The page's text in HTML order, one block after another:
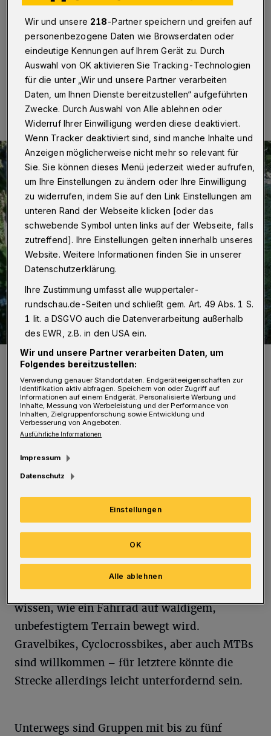
laden anlässlich der Radmesse zum „Gravelride“ durchs
Bergische Land ein.
28.03.2019 , 13:00 Uhr Eine Minute Lesezeit
Gemeinsam 60 Kilometer durchs Bergische radeln.
Foto: Jan Gathmann
geländegängige Fahrräder, die ohne Probleme
durch unwegsames Gelände rollen können. Ob
Velo wird in einer Schleife über 60 Kilometer
über befestigte Wege und unbefestigte
Waldpfade gefahren.
Geeignet ist die Tour für alle Radler, die
wissen, wie ein Fahrrad auf waldigem,
unbefestigtem Terrain bewegt wird.
Gravelbikes, Cyclocrossbikes, aber auch MTBs
sind willkommen – für letztere könnte die
Strecke allerdings leicht unterfordernd sein.
Unterwegs sind Gruppen mit bis zu fünf
Wir und unsere 218-Partner speichern und greifen auf
personenbezogene Daten wie Browserdaten oder
eindeutige Kennungen auf Ihrem Gerät zu. Durch
Auswahl von OK aktivieren Sie Tracking-Technologien
für die unter „Wir und unsere Partner verarbeiten
Daten, um Ihnen Dienste bereitzustellen“ aufgeführten
Zwecke. Durch Auswahl von Alle ablehnen oder
Widerruf Ihrer Einwilligung werden diese deaktiviert.
Wenn Tracker deaktiviert sind, sind manche Inhalte und
Anzeigen möglicherweise nicht mehr so relevant für
Sie. Sie können dieses Menü jederzeit wieder aufrufen,
um Ihre Einstellungen zu ändern oder Ihre Einwilligung
zu widerrufen, indem Sie auf den Link Einstellungen am
unteren Rand der Webseite klicken [oder das
schwebende Symbol unten links auf der Webseite, falls
zutreffend]. Ihre Einstellungen gelten innerhalb unseres
Website. Weitere Informationen finden Sie in unserer
Datenschutzerklärung.
Ihre Zustimmung umfasst alle wuppertaler-
rundschau.de-Seiten und schließt gem. Art. 49 Abs. 1 S.
1 lit. a DSGVO auch die Datenverarbeitung außerhalb
des EWR, z.B. in den USA ein.
Wir und unsere Partner verarbeiten Daten, um
Folgendes bereitzustellen:
Verwendung genauer Standortdaten. Endgeräteeigenschaften zur
Identifikation aktiv abfragen. Speichern von oder Zugriff auf
Informationen auf einem Endgerät. Personalisierte Werbung und
Inhalte, Messung von Werbeleistung und der Performance von
Inhalten, Zielgruppenforschung sowie Entwicklung und
Verbesserung von Angeboten.
Ausführliche Informationen
Impressum
Datenschutz
Einstellungen
Alle ablehnen
OK